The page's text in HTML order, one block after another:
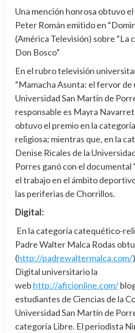
Una mención honrosa obtuvo
Peter Román emitido en
(América Televisión) sobre “La
Don Bosco”
En el rubro televisión
“Mamacha Asunta: el fervor de
Universidad San Martín de
responsable es Mayra
obtuvo el premio en la
religiosa; mientras que, en la
Denise Ricales de la
Porres ganó con el documental
el trabajo en el ámbito
las periferias de Chorrillos.
Digital:
En la categoría catequético-
Padre Walter Malca Rodas
(http://padrewaltermalca.com/
Digital universitario la
web http://aficionline.com/
estudiantes de Ciencias de la
Universidad San Martín de
categoría Libre. El periodista